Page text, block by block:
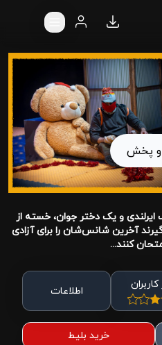
و پخش
و یک دختر جوان، خسته از
آخرین شانس‌شان را برای آزادی
کنند...
اطلاعات
خرید بلیط